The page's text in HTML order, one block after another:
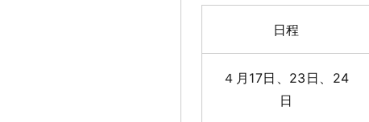
日程
４月17日、23日、24
日